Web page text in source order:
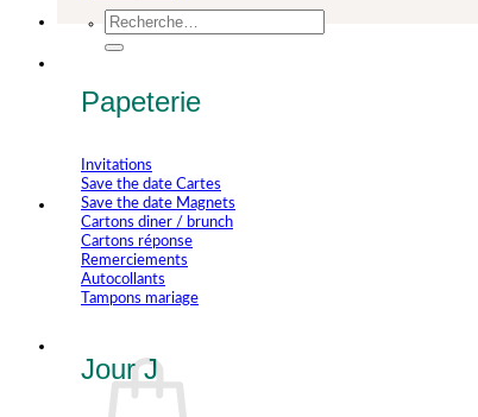
Recherche
pour :
Papeterie
Invitations
Save the date Cartes
Save the date Magnets
Cartons diner / brunch
Cartons réponse
Remerciements
Autocollants
Tampons mariage
Jour J